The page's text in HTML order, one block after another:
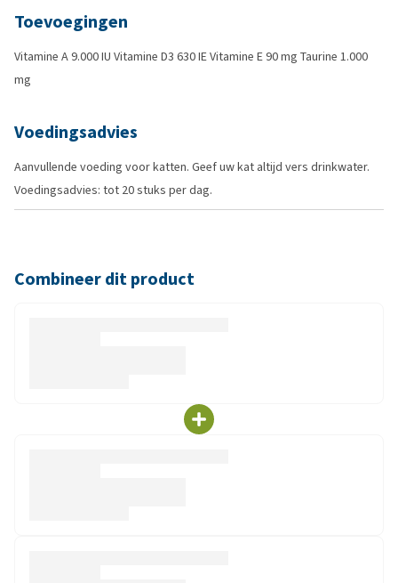
Toevoegingen
Vitamine A 9.000 IU Vitamine D3 630 IE Vitamine E 90 mg Taurine 1.000
mg
Voedingsadvies
Aanvullende voeding voor katten. Geef uw kat altijd vers drinkwater.
Voedingsadvies: tot 20 stuks per dag.
Combineer dit product